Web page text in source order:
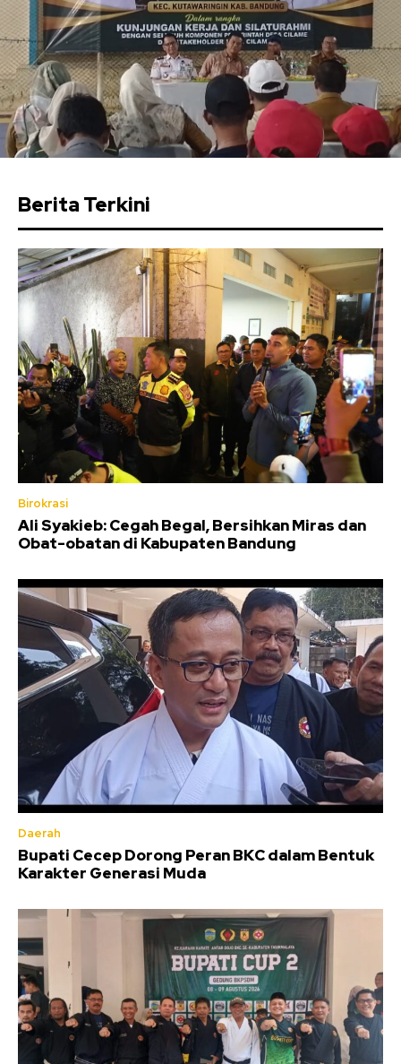
Berita Terkini
Birokrasi
Ali Syakieb: Cegah Begal, Bersihkan Miras dan
Obat-obatan di Kabupaten Bandung
Daerah
Bupati Cecep Dorong Peran BKC dalam Bentuk
Karakter Generasi Muda